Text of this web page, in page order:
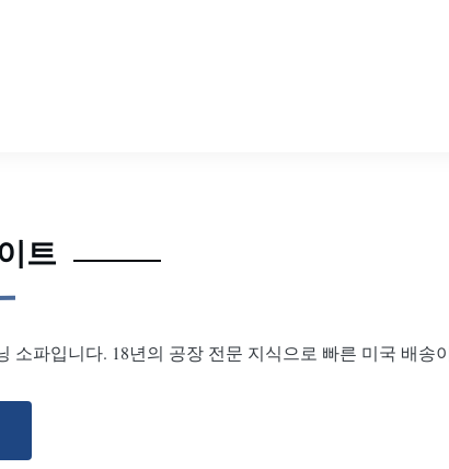
트
파입니다. 18년의 공장 전문 지식으로 빠른 미국 배송